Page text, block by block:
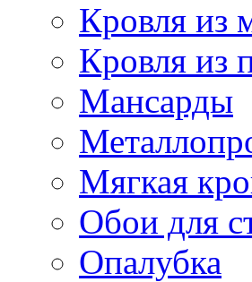
Кровля из
Кровля из
Мансарды
Мягкая
Обои для
Опалубка